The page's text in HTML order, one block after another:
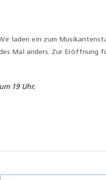
laden ein zum
Mal anders. Zur Eröffnung
19 Uhr.